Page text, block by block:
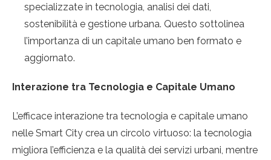
specializzate in tecnologia, analisi dei dati,
sostenibilità e gestione urbana. Questo sottolinea
l’importanza di un capitale umano ben formato e
aggiornato.
Interazione tra Tecnologia e Capitale Umano
L’efficace interazione tra tecnologia e capitale umano
nelle Smart City crea un circolo virtuoso: la tecnologia
migliora l’efficienza e la qualità dei servizi urbani, mentre